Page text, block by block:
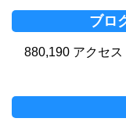
ブロ
880,190 アクセス